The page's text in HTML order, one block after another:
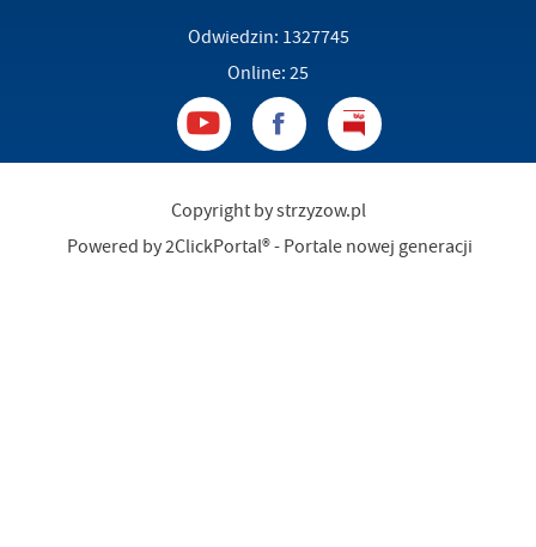
Odwiedzin: 1327745
Online: 25
Copyright by strzyzow.pl
Powered by2ClickPortal®- Portale nowej generacji